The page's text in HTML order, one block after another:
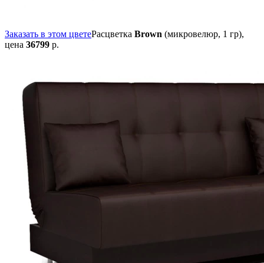
Заказать в этом цветеРасцветка Brown (микровелюр, 1 гр),
цена 36799 р.